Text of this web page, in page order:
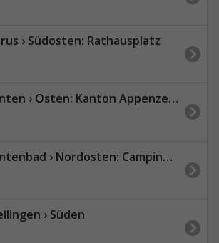
› Südosten: Rathausplatz
› Osten: Kanton Appenzell Innerrhoden, Schweiz
› Nordosten: Campingplatz Eischen
› Süden